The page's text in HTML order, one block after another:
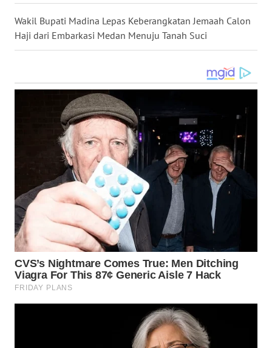
Wakil Bupati Madina Lepas Keberangkatan Jemaah Calon
Haji dari Embarkasi Medan Menuju Tanah Suci
LABUHANBATU
TENGAH
TEBING
TINGGI
WN
KARAWANG
WN